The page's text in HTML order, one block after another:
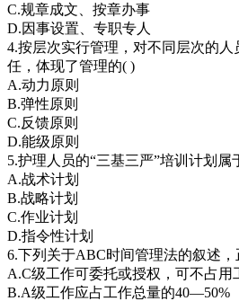
C.规章成文、按章办事
D.因事设置、专职专人
4.按层次实行管理，对不同层次的
任，体现了管理的( )
A.动力原则
B.弹性原则
C.反馈原则
D.能级原则
5.护理人员的“三基三严”培训计划属
A.战术计划
B.战略计划
C.作业计划
D.指令性计划
6.下列关于ABC时间管理法的叙述，
A.C级工作可委托或授权，可不占用
B.A级工作应占工作总量的40—50%